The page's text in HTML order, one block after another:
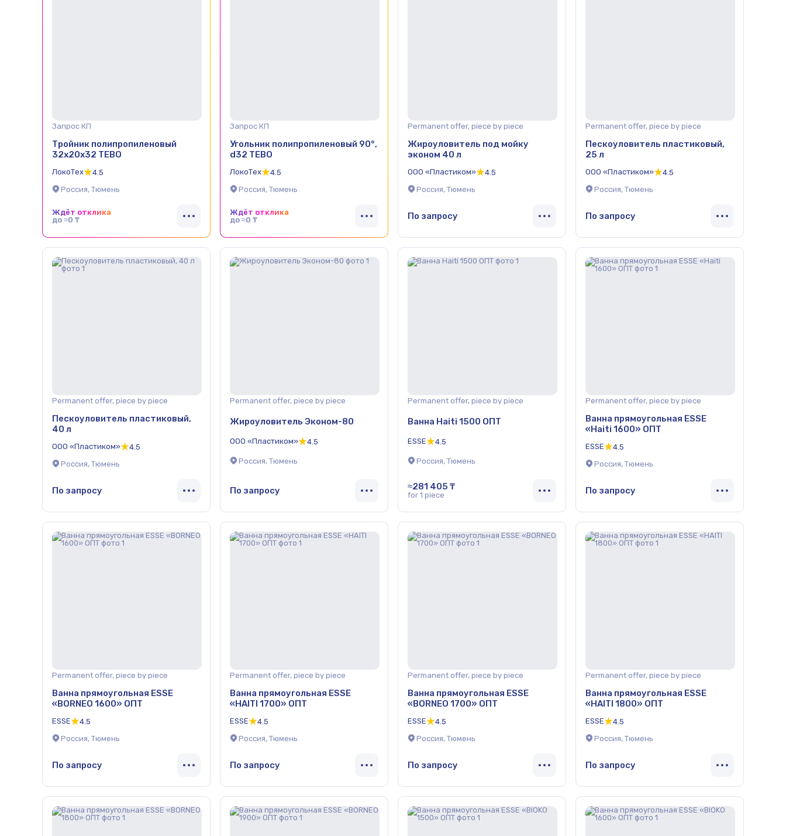
Запрос КП
Тройник полипропиленовый
32х20х32 TEBO
ЛокоТех
4.5
Россия, Тюмень
Ждёт отклика
до ≈0 ₸
Запрос КП
Угольник полипропиленовый 90°,
d32 TEBO
ЛокоТех
4.5
Россия, Тюмень
Ждёт отклика
до ≈0 ₸
Permanent offer, piece by piece
Жироуловитель под мойку
эконом 40 л
ООО «Пластиком»
4.5
Россия, Тюмень
По запросу
Permanent offer, piece by piece
Пескоуловитель пластиковый,
25 л
ООО «Пластиком»
4.5
Россия, Тюмень
По запросу
Permanent offer, piece by piece
Пескоуловитель пластиковый,
40 л
ООО «Пластиком»
4.5
Россия, Тюмень
По запросу
Permanent offer, piece by piece
Жироуловитель Эконом-80
ООО «Пластиком» 4.5
Россия, Тюмень
По запросу
Permanent offer, piece by piece
Ванна Haiti 1500 ОПТ
ESSE 4.5
Россия, Тюмень
≈281 405 ₸
for 1 piece
Permanent offer, piece by piece
Ванна прямоугольная ESSE
«Haiti 1600» ОПТ
ESSE
4.5
Россия, Тюмень
По запросу
Permanent offer, piece by piece
Ванна прямоугольная ESSE
«BORNEO 1600» ОПТ
ESSE
4.5
Россия, Тюмень
По запросу
Permanent offer, piece by piece
Ванна прямоугольная ESSE
«HAITI 1700» ОПТ
ESSE
4.5
Россия, Тюмень
По запросу
Permanent offer, piece by piece
Ванна прямоугольная ESSE
«BORNEO 1700» ОПТ
ESSE
4.5
Россия, Тюмень
По запросу
Permanent offer, piece by piece
Ванна прямоугольная ESSE
«HAITI 1800» ОПТ
ESSE
4.5
Россия, Тюмень
По запросу